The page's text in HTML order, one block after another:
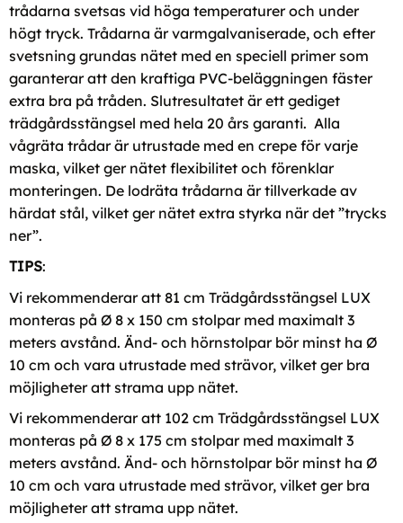
trådarna svetsas vid höga temperaturer och under
högt tryck. Trådarna är varmgalvaniserade, och efter
svetsning grundas nätet med en speciell primer som
garanterar att den kraftiga PVC-beläggningen fäster
extra bra på tråden. Slutresultatet är ett gediget
trädgårdsstängsel med hela 20 års garanti. Alla
vågräta trådar är utrustade med en crepe för varje
maska, vilket ger nätet flexibilitet och förenklar
monteringen. De lodräta trådarna är tillverkade av
härdat stål, vilket ger nätet extra styrka när det ”trycks
ner”.
TIPS:
Vi rekommenderar att 81 cm Trädgårdsstängsel LUX
monteras på Ø 8 x 150 cm stolpar med maximalt 3
meters avstånd. Änd- och hörnstolpar bör minst ha Ø
10 cm och vara utrustade med strävor, vilket ger bra
möjligheter att strama upp nätet.
Vi rekommenderar att 102 cm Trädgårdsstängsel LUX
monteras på Ø 8 x 175 cm stolpar med maximalt 3
meters avstånd. Änd- och hörnstolpar bör minst ha Ø
10 cm och vara utrustade med strävor, vilket ger bra
möjligheter att strama upp nätet.